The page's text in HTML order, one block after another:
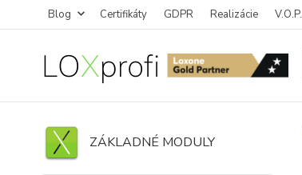
Blog Certifikáty GDPR Realizácie V.O.P.
ZÁKLADNÉ MODULY